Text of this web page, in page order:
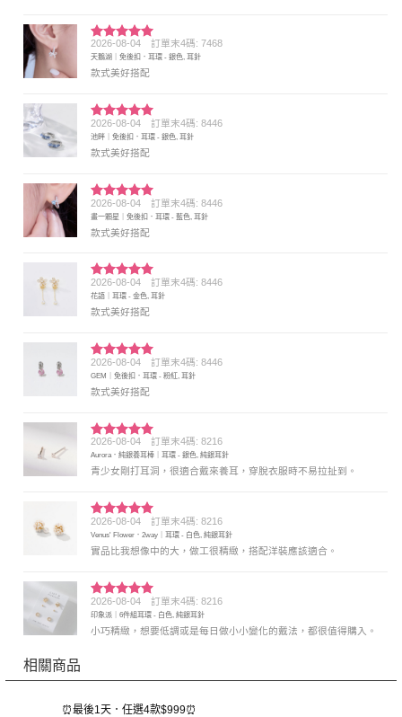
評分5 滿
分 5
2026-08-04 訂單末4碼: 7468
天鵝湖｜免後扣．耳環 - 銀色, 耳針
款式美好搭配
評分5 滿
分 5
2026-08-04 訂單末4碼: 8446
池畔｜免後扣．耳環 - 銀色, 耳針
款式美好搭配
評分5滿
分 5
2026-08-04 訂單末4碼: 8446
畫一顆星｜免後扣．耳環 - 藍色, 耳針
款式美好搭配
評分5 滿
分 5
2026-08-04 訂單末4碼: 8446
花語｜耳環 - 金色, 耳針
款式美好搭配
評分5 滿
分 5
2026-08-04 訂單末4碼: 8446
GEM｜免後扣．耳環 - 粉紅, 耳針
款式美好搭配
評分5 滿
分 5
2026-08-04 訂單末4碼: 8216
Aurora．純銀養耳棒｜耳環 - 銀色, 純銀耳針
青少女剛打耳洞，很適合戴來養耳，穿脫衣服時不易拉扯到。
評分5 滿
分 5
2026-08-04 訂單末4碼: 8216
Venus' Flower．2way｜耳環 - 白色, 純銀耳針
實品比我想像中的大，做工很精緻，搭配洋裝應該適合。
評分5滿
分 5
2026-08-04 訂單末4碼: 8216
印象派｜6件組耳環 - 白色, 純銀耳針
小巧精緻，想要低調或是每日做小小變化的戴法，都很值得購入。
相關商品
⏰最後1天．任選4款$999⏰